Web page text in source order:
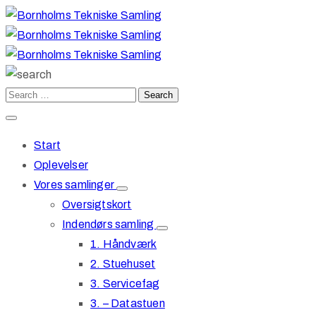
Start
Oplevelser
Vores samlinger
Oversigtskort
Indendørs samling
1. Håndværk
2. Stuehuset
3. Servicefag
3. – Datastuen